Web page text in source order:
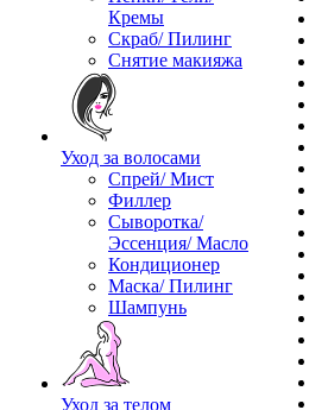
Кремы
Скраб/ Пилинг
Снятие макияжа
Уход за волосами
Спрей/ Мист
Филлер
Сыворотка/
Эссенция/ Масло
Кондиционер
Маска/ Пилинг
Шампунь
Уход за телом